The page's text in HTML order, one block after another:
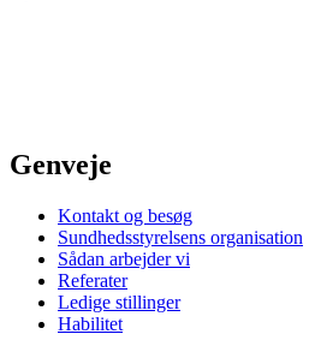
Genveje
Kontakt og besøg
Sundhedsstyrelsens organisation
Sådan arbejder vi
Referater
Ledige stillinger
Habilitet